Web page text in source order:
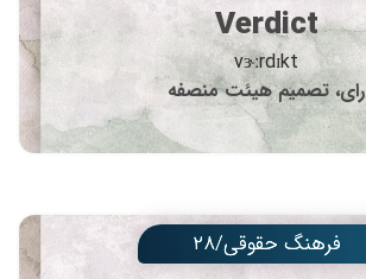
Verdict
vɝːrdɪkt
رای، تصمیم هیئت منصفه
فرهنگ حقوقی/۲۸